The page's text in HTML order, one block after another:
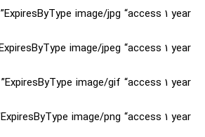
ExpiresByType image/jpg “access 1 year”
ExpiresByType image/jpeg “access 1 year”
ExpiresByType image/gif “access 1 year”
ExpiresByType image/png “access 1 year”